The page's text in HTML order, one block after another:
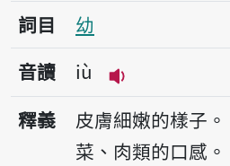
詞目
幼
音讀
iù
播放音讀iù
釋義 皮膚細嫩的樣子。
菜、肉類的口感。